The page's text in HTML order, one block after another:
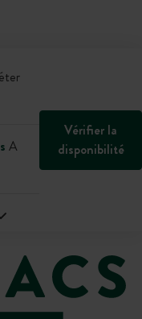
A
Vérifier la
disponibilité